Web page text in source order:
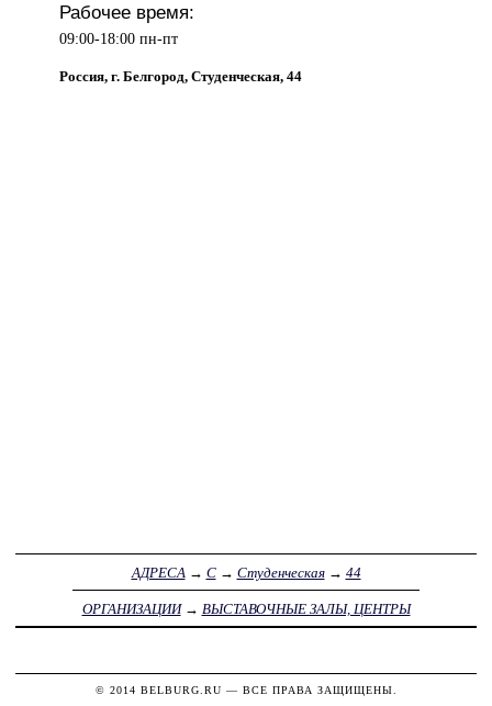
Рабочее время:
09:00-18:00 пн-пт
Россия, г. Белгород, Студенческая, 44
АДРЕСА → С→ Студенческая→ 44
ОРГАНИЗАЦИИ→ ВЫСТАВОЧНЫЕ ЗАЛЫ, ЦЕНТРЫ
© 2014 BELBURG.RU — ВСЕ ПРАВА ЗАЩИЩЕНЫ.